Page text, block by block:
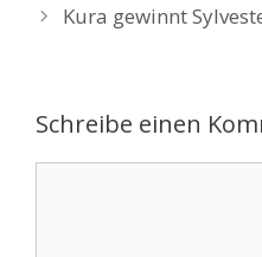
Kura gewinnt
Schreibe einen